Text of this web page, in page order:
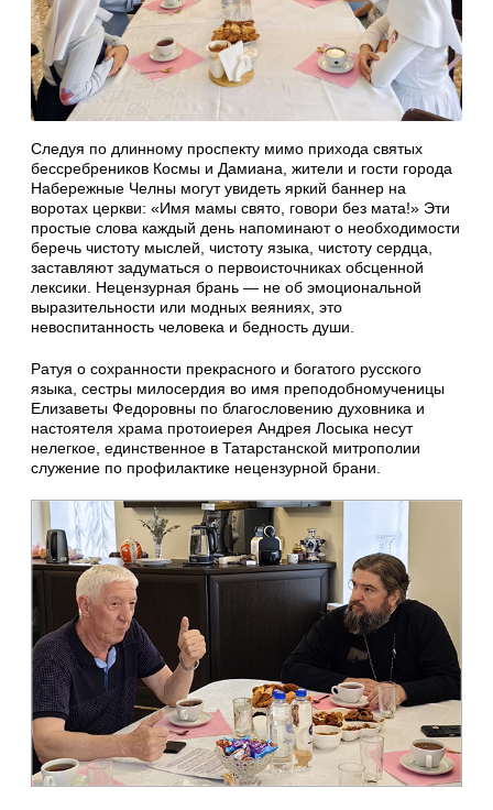
Следуя по длинному проспекту мимо прихода святых
бессребреников Космы и Дамиана, жители и гости города
Набережные Челны могут увидеть яркий баннер на
воротах церкви: «Имя мамы свято, говори без мата!» Эти
простые слова каждый день напоминают о необходимости
беречь чистоту мыслей, чистоту языка, чистоту сердца,
заставляют задуматься о первоисточниках обсценной
лексики. Нецензурная брань — не об эмоциональной
выразительности или модных веяниях, это
невоспитанность человека и бедность души.
Ратуя о сохранности прекрасного и богатого русского
языка, сестры милосердия во имя преподобномученицы
Елизаветы Федоровны по благословению духовника и
настоятеля храма протоиерея Андрея Лосыка несут
нелегкое, единственное в Татарстанской митрополии
служение по профилактике нецензурной брани.